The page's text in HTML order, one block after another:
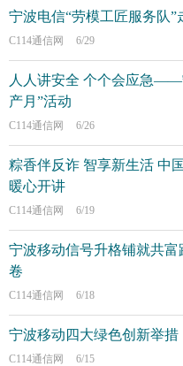
宁波电信“劳模工匠服务队”
C114通信网 6/29
人人讲安全 个个会应急——
产月”活动
C114通信网 6/26
粽香伴反诈 智享新生活 中
暖心开讲
C114通信网 6/19
宁波移动信号升格铺就共
卷
C114通信网 6/18
宁波移动四大绿色创新举
C114通信网 6/15